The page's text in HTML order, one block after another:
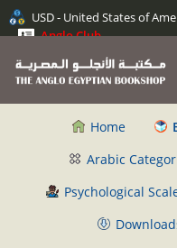
USD - United States of
Anglo Club
Home
Arabic
Psychological